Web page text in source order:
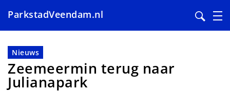
en
naar
de
inhoud
ParkstadVeendam.nl
Nieuws
Zeemeermin terug naar
Julianapark